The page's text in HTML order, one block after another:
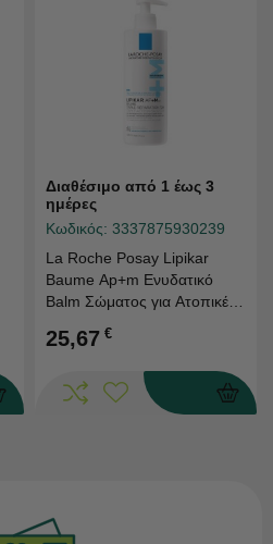
Διαθέσιμο από 1 έως 3
ημέρες
Κωδικός: 3337875930239
La Roche Posay Lipikar
Baume Ap+m Ενυδατικό
Balm Σώματος για Ατοπικές
25,67 €